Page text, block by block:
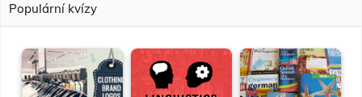
Populární kvízy